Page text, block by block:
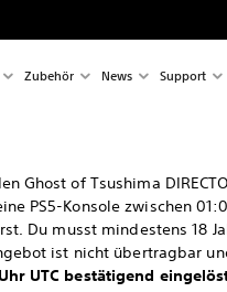
Zubehör News Support
Ghost of Tsushima
PS5-Konsole zwischen
Du musst mindestens 18
ist nicht übertragbar
UTC bestätigend